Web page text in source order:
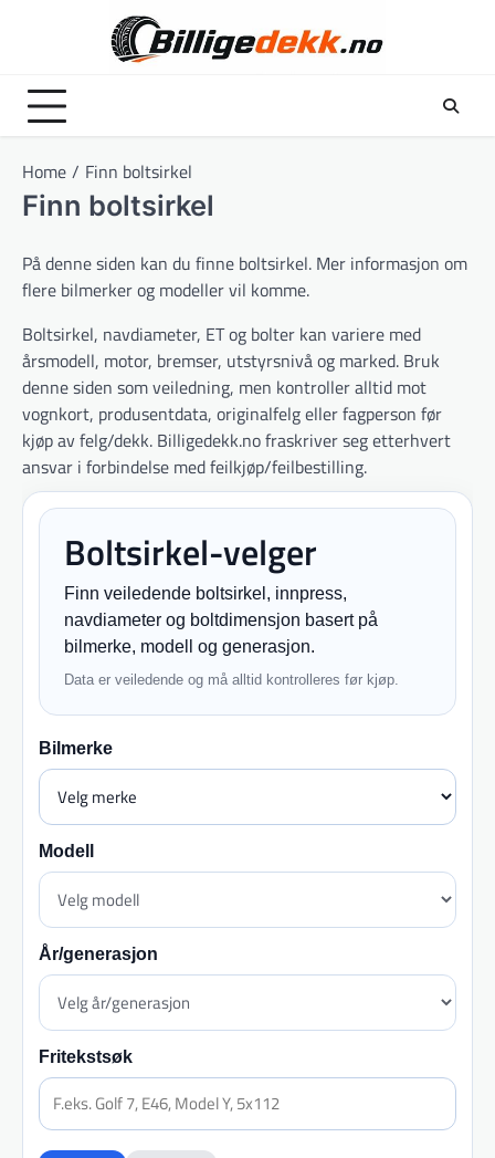
Home Finn boltsirkel
Finn boltsirkel
På denne siden kan du finne boltsirkel. Mer informasjon om
flere bilmerker og modeller vil komme.
Boltsirkel, navdiameter, ET og bolter kan variere med
årsmodell, motor, bremser, utstyrsnivå og marked. Bruk
denne siden som veiledning, men kontroller alltid mot
vognkort, produsentdata, originalfelg eller fagperson før
kjøp av felg/dekk. Billigedekk.no fraskriver seg etterhvert
ansvar i forbindelse med feilkjøp/feilbestilling.
Boltsirkel-velger
Finn veiledende boltsirkel, innpress,
navdiameter og boltdimensjon basert på
bilmerke, modell og generasjon.
Data er veiledende og må alltid kontrolleres før kjøp.
Bilmerke
Modell
År/generasjon
Fritekstsøk